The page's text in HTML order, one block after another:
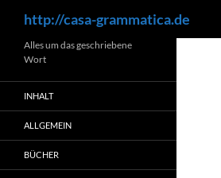
Zum
Inhalt
springen
http://casa-grammatica.de
Alles um das geschriebene
Wort
INHALT
ALLGEMEIN
BÜCHER